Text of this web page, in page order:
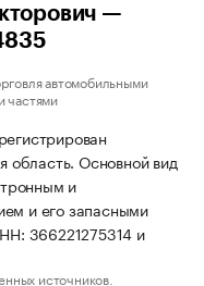
—
автомобильными
частями
область. Основной вид
и
и его запасными
366221275314 и
источников.